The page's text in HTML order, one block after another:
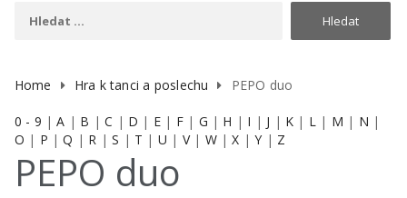
Home Hra k tanci a poslechu PEPO duo
0 - 9 |A | B |C | D | E | F| G | H | I | J | K | L | M | N |
O | P |Q | R |S | T | U | V| W|X |Y | Z
PEPO duo